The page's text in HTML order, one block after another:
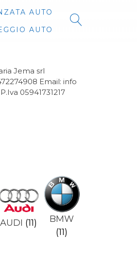
AUTO
AUTO
Jema srl
Email: info
05941731217
AUDI (11)
BMW
(11)